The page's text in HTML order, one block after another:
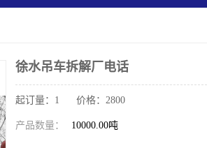
徐水吊车拆解厂电话
起订量：1 价格：2800
产品数量： 10000.00吨